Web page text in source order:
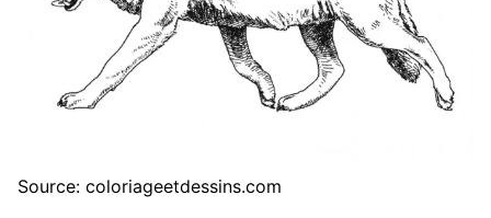
Source: coloriageetdessins.com